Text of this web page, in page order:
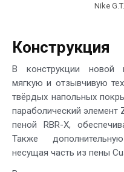
Nike
Конструкция
В конструкции новой
мягкую и отзывчивую
твёрдых напольных
параболический элемент
пеной RBR-X,
Также
несущая часть из пены